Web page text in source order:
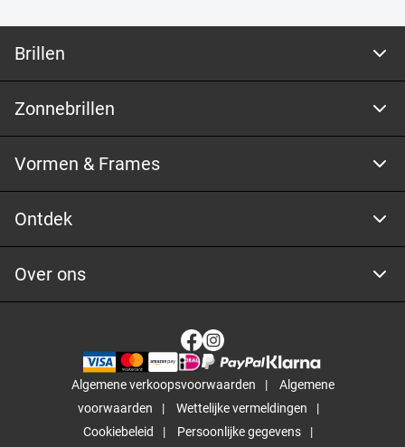
Brillen
Zonnebrillen
Vormen & Frames
Ontdek
Over ons
Algemene verkoopsvoorwaarden
Algemene
voorwaarden
Wettelijke vermeldingen
Cookiebeleid
Persoonlijke gegevens